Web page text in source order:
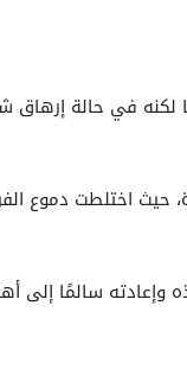
لكنه في حالة إرهاق
اختلطت دموع
وإعادته سالمًا إلى